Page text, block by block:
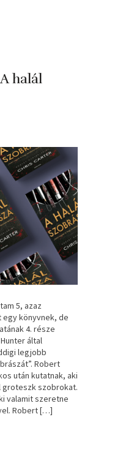
halál
5, azaz
egy könyvnek, de
4. része
által
legjobb
Robert
után kutatnak, aki
szobrokat.
valamit szeretne
Robert […]